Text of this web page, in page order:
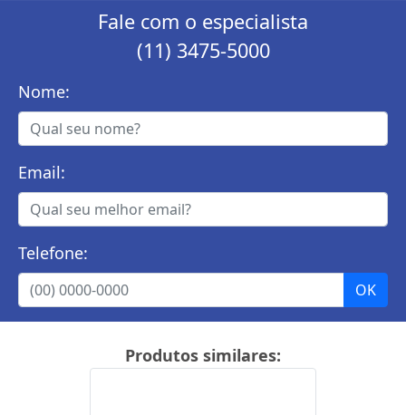
Fale com o especialista
(11) 3475-5000
Nome:
Email:
Telefone:
Produtos similares: